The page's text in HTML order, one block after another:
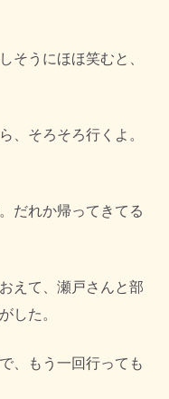
そうにほほ笑むと、
、そろそろ行くよ。
だれか帰ってきてる
えて、瀬戸さんと部
した。
、もう一回行っても